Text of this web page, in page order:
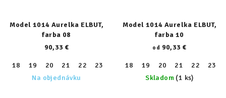
Model 1014 Aurelka ELBUT,
farba 08
90,33 €
18 19 20 21 22
23
Na objednávku
Model 1014 Aurelka ELBUT,
farba 10
od 90,33 €
18 19 20 21 22 23
Skladom (1 ks)